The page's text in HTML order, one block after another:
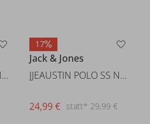
JJEAUSTIN POLO SS NOOS
17
Jack & Jones